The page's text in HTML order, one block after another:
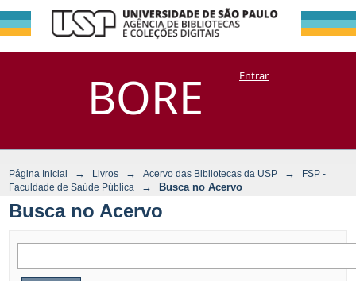
BORE
Busca no Acervo
DSpace/Manakin + CoriscoEntrar
Página Inicial → Livros → Acervo das Bibliotecas da USP →
FSP -
Faculdade de Saúde Pública
→ Busca no Acervo
Busca no Acervo